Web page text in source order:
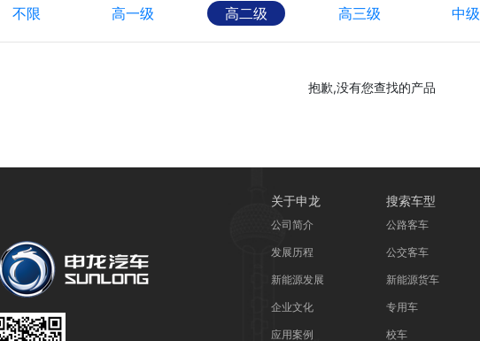
不限 高一级 高二级 高三级 中级
抱歉,没有您查找的产品
关于申龙
公司简介
发展历程
新能源发展
企业文化
应用案例
搜索车型
公路客车
公交客车
新能源货车
专用车
校车